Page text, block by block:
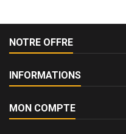
NOTRE OFFRE
INFORMATIONS
MON COMPTE